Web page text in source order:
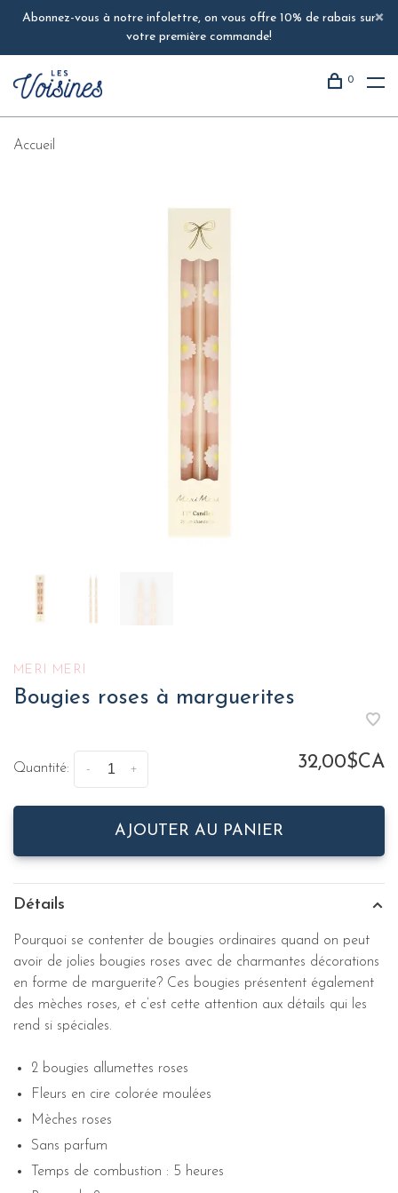
Abonnez-vous à notre infolettre, on vous offre 10% de rabais sur
votre première commande!
0
Accueil
MERI MERI
Bougies roses à marguerites
Quantité: +
- 32,00$CA
AJOUTER AU PANIER
Détails
Pourquoi se contenter de bougies ordinaires quand on peut
avoir de jolies bougies roses avec de charmantes décorations
en forme de marguerite? Ces bougies présentent également
des mèches roses, et c’est cette attention aux détails qui les
rend si spéciales.
2 bougies allumettes roses
Fleurs en cire colorée moulées
Mèches roses
Sans parfum
Temps de combustion : 5 heures